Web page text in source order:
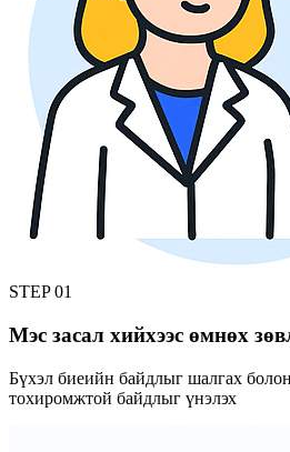
STEP01
Мэс засал хийхээс өмнөх
Бүхэл биеийн байдлыг шалгах
тохиромжтой байдлыг үнэлэх